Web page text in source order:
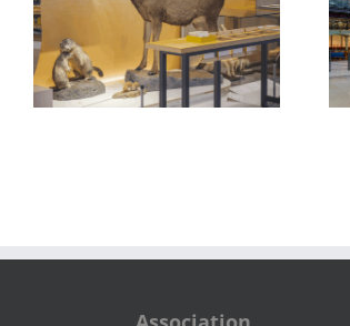
Gare de Lyon, hall 1, Petite
Halle Voyageur